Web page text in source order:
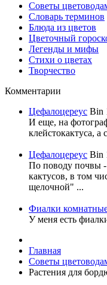
Советы
Словарь терминов
Блюда из цветов
Цветочный
Легенды и мифы
Стихи о цветах
Творчество
Комментарии
Цефалоцереус Bin
И еще, на
клейстокактуса, а
Цефалоцереус Bin
По поводу почвы
кактусов, в том
щелочной" ...
Фиалки
У меня есть
Главная
Советы
Растения для